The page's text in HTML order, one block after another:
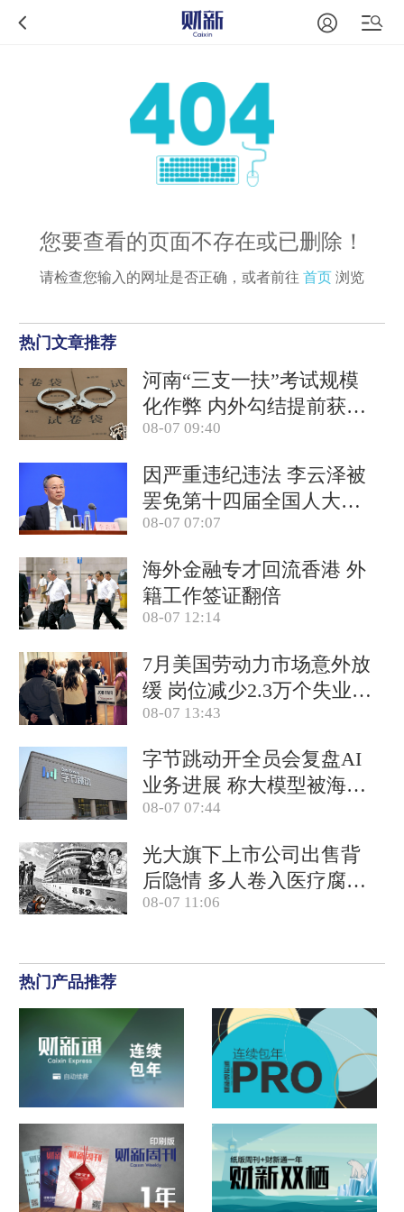
您要查看的页面不存在或已删除！
请检查您输入的网址是否正确，或者前往 首页 浏览
热门文章推荐
河南“三支一扶”考试规模
化作弊 内外勾结提前获取
试卷
08-07 09:40
因严重违纪违法 李云泽被
罢免第十四届全国人大代
表职务
08-07 07:07
海外金融专才回流香港 外
籍工作签证翻倍
08-07 12:14
7月美国劳动力市场意外放
缓 岗位减少2.3万个失业率
降至4.1%
08-07 13:43
字节跳动开全员会复盘AI
业务进展 称大模型被海外
竞对拉开差距
08-07 07:44
光大旗下上市公司出售背
后隐情 多人卷入医疗腐败
案被查
08-07 11:06
热门产品推荐